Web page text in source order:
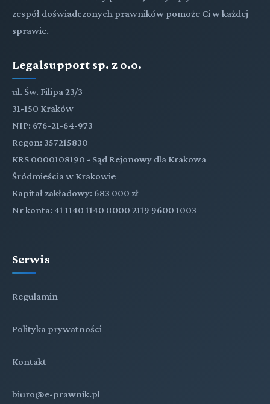
zespół doświadczonych prawników pomoże Ci w każdej
sprawie.
Legalsupport sp. z o.o.
ul. Św. Filipa 23/3
31-150 Kraków
NIP: 676-21-64-973
Regon: 357215830
KRS 0000108190 - Sąd Rejonowy dla Krakowa
Śródmieścia w Krakowie
Kapitał zakładowy: 683 000 zł
Nr konta: 41 1140 1140 0000 2119 9600 1003
Serwis
Regulamin
Polityka prywatności
Kontakt
biuro@e-prawnik.pl